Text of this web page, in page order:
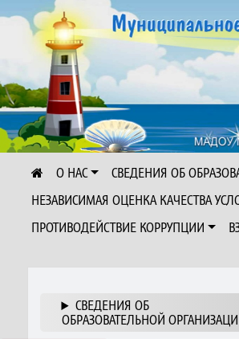
О НАС СВЕДЕНИЯ ОБ
НЕЗАВИСИМАЯ ОЦЕНКА КАЧЕСТВА
ПРОТИВОДЕЙСТВИЕ КОРРУПЦИИ
СВЕДЕНИЯ ОБ
ОБРАЗОВАТЕЛЬНОЙ